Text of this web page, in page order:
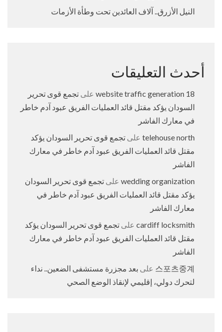
النيل الأزرق.. آلاف العائدين تحت وطأة الأزمات
أحدث التعليقات
18 website traffic generation على تجمع قوى تحرير
السودان يؤكد مقتل قائد العمليات الفريق عبود آدم خاطر
في معارك الفاشر
telehouse north على تجمع قوى تحرير السودان يؤكد
مقتل قائد العمليات الفريق عبود آدم خاطر في معارك
الفاشر
wedding organization على تجمع قوى تحرير السودان
يؤكد مقتل قائد العمليات الفريق عبود آدم خاطر في
معارك الفاشر
cardiff locksmith على تجمع قوى تحرير السودان يؤكد
مقتل قائد العمليات الفريق عبود آدم خاطر في معارك
الفاشر
스포츠중계 على بعد مجزرة مستشفى الضعين.. نداء
لتحرك دولي، إقليمي لإنقاذ الوضع الصحي